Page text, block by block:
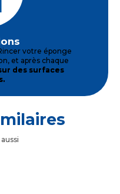
votre éponge
et après chaque
des surfaces